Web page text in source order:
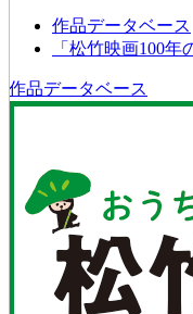
作品データベース
「松竹映画100年
作品データベース